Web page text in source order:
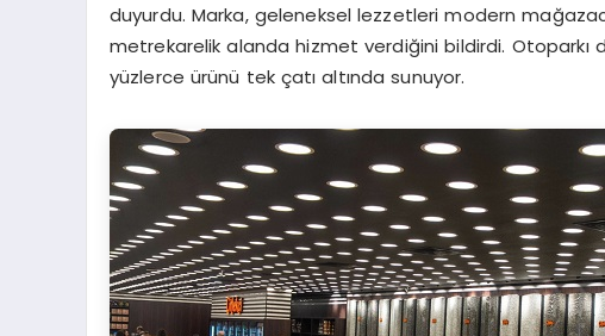
duyurdu. Marka, geleneksel lezzetleri modern
metrekarelik alanda hizmet verdiğini bildirdi. Otoparkı
yüzlerce ürünü tek çatı altında sunuyor.